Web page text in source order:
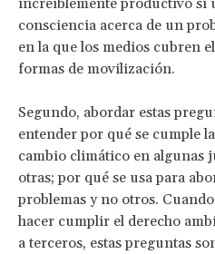
consciencia acerca de un
en la que los medios cubren
formas de movilización.
Segundo, abordar estas
entender por qué se cumple
cambio climático en algunas
otras; por qué se usa para
problemas y no otros.
hacer cumplir el derecho
a terceros, estas preguntas